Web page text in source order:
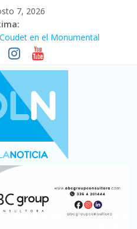
7, 2026
en el Monumental
alto en dos décadas y ya
Fe
41.000 kioscos: el sector
movimiento y consumo
viajaron por el país, un 5,9%
usados en julio: bajó un 12,6%